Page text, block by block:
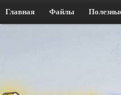
Главная Файлы